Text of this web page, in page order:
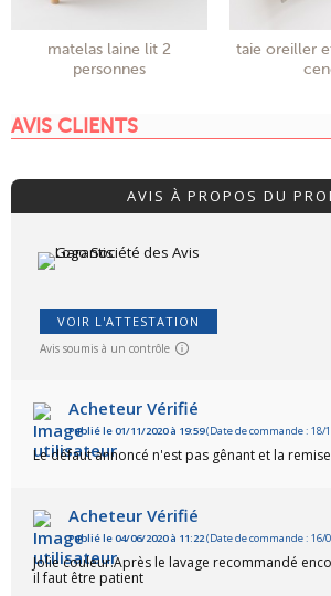
matelas laine lit 2
personnes
taie oreiller
AVIS CLIENTS
AVIS À PROPOS DU
VOIR L'ATTESTATION
Avis soumis à un contrôle
Acheteur Vérifié
Publié le 01/11/2020 à 19:59(Date de commande : 18/
Le défaut annoncé n'est pas gênant et la
Acheteur Vérifié
Publié le 04/06/2020 à 11:22(Date de commande : 16/
Jolie couleur.Après le lavage recommandé
il faut être patient